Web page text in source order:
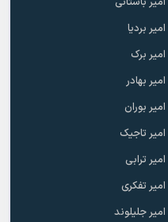
امیر بردیا
امیر برک
امیر بهادر
امیر بوران
امیر تاجیک
امیر ترابی
امیر تفکری
امیر جلیلوند